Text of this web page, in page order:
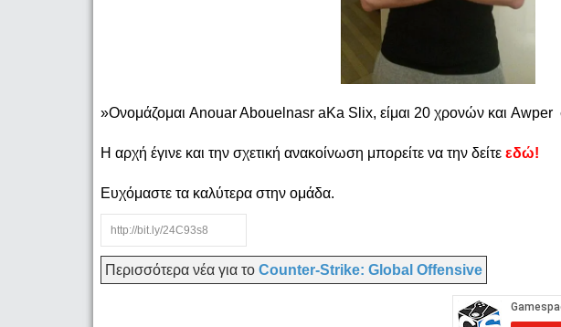
»Ονομάζομαι Anouar Abouelnasr aKa Slix, είμαι 20 χρονών και
Η αρχή έγινε και την σχετική ανακοίνωση μπορείτε να την δείτε εδώ!
Ευχόμαστε τα καλύτερα στην ομάδα.
Περισσότερα νέα για το Counter-Strike: Global Offensive